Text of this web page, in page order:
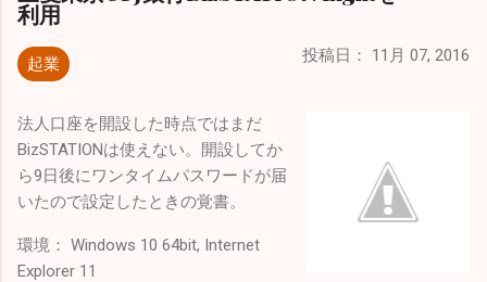
利用
起業 投稿日： 11月 07, 2016
法人口座を開設した時点ではまだ
BizSTATIONは使えない。開設してか
ら9日後にワンタイムパスワードが届
いたので設定したときの覚書。
環境： Windows 10 64bit, Internet
Explorer 11